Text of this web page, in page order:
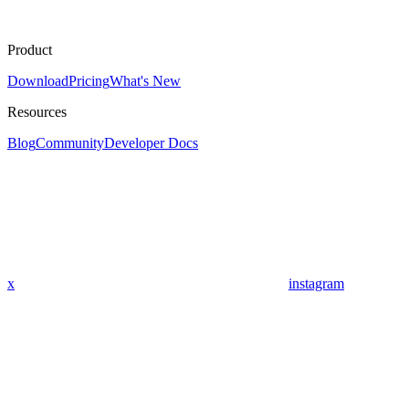
Product
DownloadPricingWhat's New
Resources
BlogCommunityDeveloper Docs
x instagram